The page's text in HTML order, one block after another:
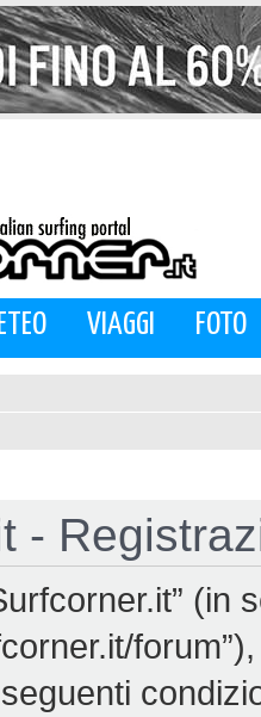
VIAGGI FOTO
-
(in